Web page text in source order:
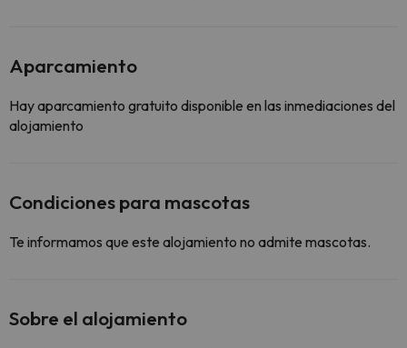
Aparcamiento
Hay aparcamiento gratuito disponible en las inmediaciones del
alojamiento
Condiciones para mascotas
Te informamos que este alojamiento no admite mascotas.
Sobre el alojamiento